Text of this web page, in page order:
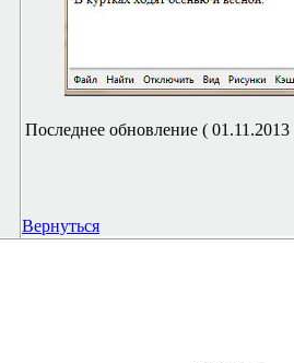
Последнее обновление ( 01.11.2013
Вернуться